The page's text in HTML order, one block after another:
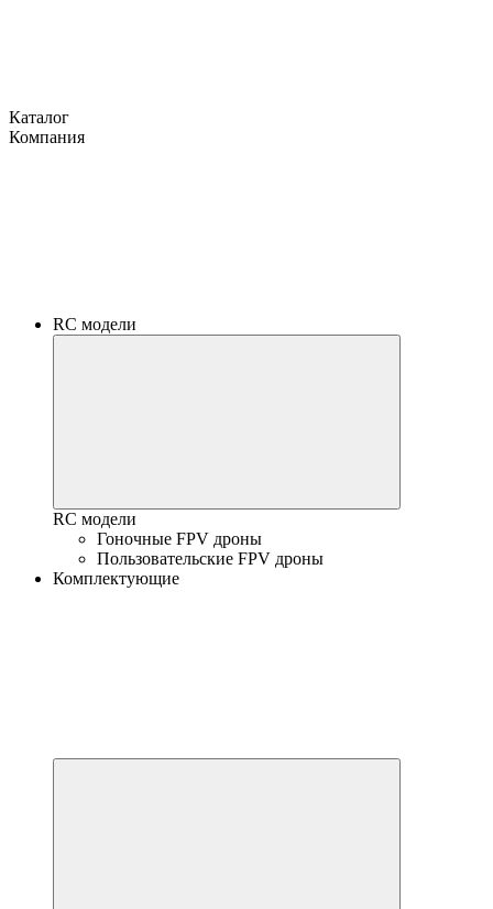
Каталог
Компания
RC модели
RC модели
Гоночные FPV дроны
Пользовательские FPV дроны
Комплектующие